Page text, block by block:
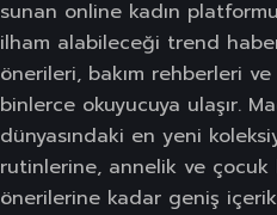
sunan online kadın
ilham alabileceği trend
önerileri, bakım rehberleri
binlerce okuyucuya ulaşır.
dünyasındaki en yeni
rutinlerine, annelik ve çocuk
önerilerine kadar geniş